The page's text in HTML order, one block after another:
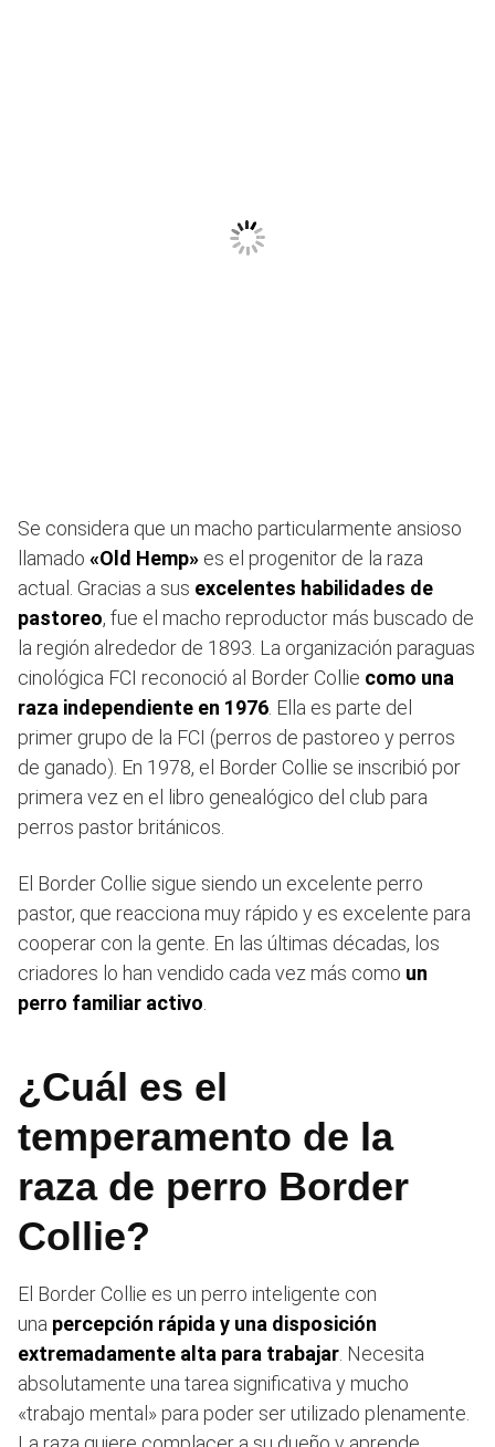
Se considera que un macho particularmente ansioso
llamado «Old Hemp» es el progenitor de la raza
actual. Gracias a sus excelentes habilidades de
pastoreo, fue el macho reproductor más buscado de
la región alrededor de 1893. La organización paraguas
cinológica FCI reconoció al Border Collie como una
raza independiente en 1976. Ella es parte del
primer grupo de la FCI (perros de pastoreo y perros
de ganado). En 1978, el Border Collie se inscribió por
primera vez en el libro genealógico del club para
perros pastor británicos.
El Border Collie sigue siendo un excelente perro
pastor, que reacciona muy rápido y es excelente para
cooperar con la gente. En las últimas décadas, los
criadores lo han vendido cada vez más como un
perro familiar activo.
¿Cuál es el
temperamento de la
raza de perro Border
Collie?
El Border Collie es un perro inteligente con
una percepción rápida y una disposición
extremadamente alta para trabajar. Necesita
absolutamente una tarea significativa y mucho
«trabajo mental» para poder ser utilizado plenamente.